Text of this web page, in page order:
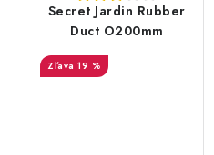
Secret Jardin Rubber
Duct O200mm
19 %